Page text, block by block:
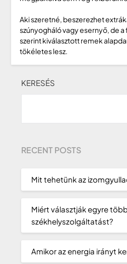
Aki szeretné, beszerezhet
szúnyogháló vagy esernyő, de
szerint kiválasztott remek
tökéletes lesz.
KERESÉS
RECENT POSTS
Mit tehetünk az
Miért választják egyre
székhelyszolgáltatást?
Amikor az energia irányt